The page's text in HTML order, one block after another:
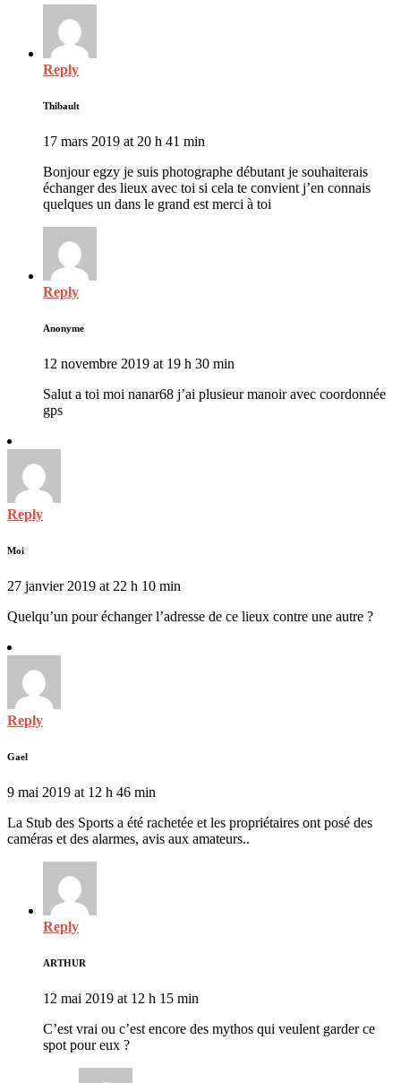
Reply
Thibault
17 mars 2019 at 20 h 41 min
Bonjour egzy je suis photographe débutant je souhaiterais
échanger des lieux avec toi si cela te convient j’en connais
quelques un dans le grand est merci à toi
Reply
Anonyme
12 novembre 2019 at 19 h 30 min
Salut a toi moi nanar68 j’ai plusieur manoir avec coordonnée
gps
Reply
Moi
27 janvier 2019 at 22 h 10 min
Quelqu’un pour échanger l’adresse de ce lieux contre une autre ?
Reply
Gael
9 mai 2019 at 12 h 46 min
La Stub des Sports a été rachetée et les propriétaires ont posé des
caméras et des alarmes, avis aux amateurs..
Reply
ARTHUR
12 mai 2019 at 12 h 15 min
C’est vrai ou c’est encore des mythos qui veulent garder ce
spot pour eux ?